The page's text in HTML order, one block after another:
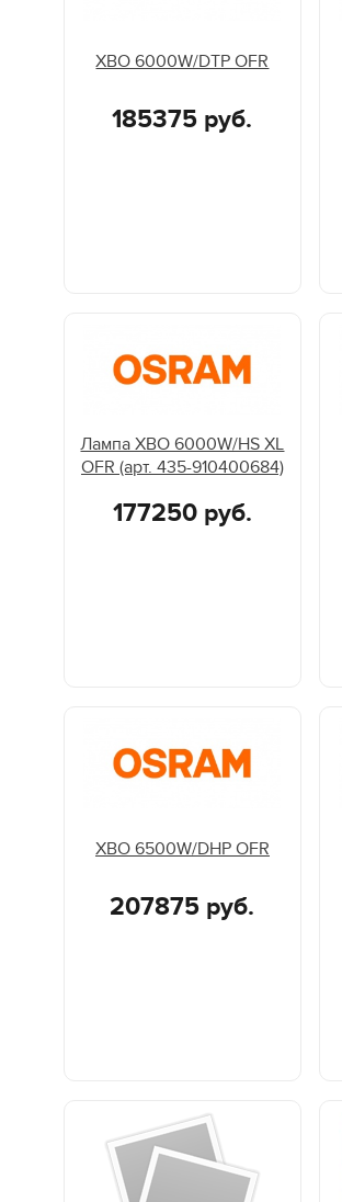
XBO 6000W/DTP OFR
185375 руб.
Лампа XBO 6000W/HS XL
OFR (арт. 435-910400684)
177250 руб.
XBO 6500W/DHP OFR
207875 руб.